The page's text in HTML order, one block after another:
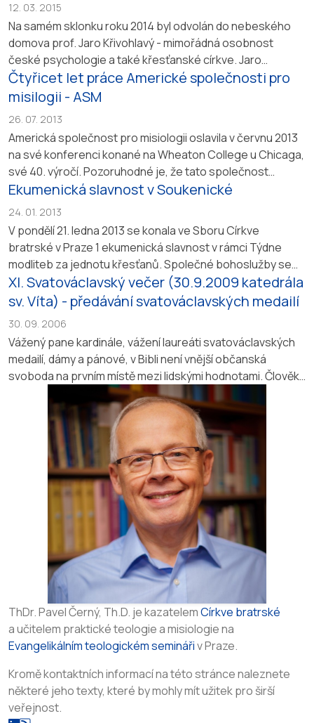
ThDr. Pavel Černý, Th.D. je kazatelemCírkve bratrské
a učitelem praktické teologie a misiologie na
Evangelikálním teologickém seminářiv Praze.
Kromě kontaktních informací na této stránce naleznete
některé jeho texty, které by mohly mít užitek pro širší
veřejnost.
12. 03. 2015
Na samém sklonku roku 2014 byl odvolán do nebeského
domova prof. Jaro Křivohlavý - mimořádná osobnost
české psychologie a také křesťanské církve. Jaro
Křivohlavý byl skvělým učitelem, přítelem a bratrem
v Kristu, který se vždy snažil žít to, co vyučoval. Začátkem
roku 2015, 3. ledna se konalo rozloučení s člověkem, který
pomáhal a sloužil několika generacím lidí...
Čtyřicet let práce Americké společnosti pro
misilogii - ASM
26. 07. 2013
Americká společnost pro misiologii oslavila v červnu 2013
na své konferenci konané na Wheaton College u Chicaga,
své 40. výročí. Pozoruhodné je, že tato společnost
zastřešuje od samého počátku spolupráci teologů misie
z protestantských církví, z evangelikálního hnutí
i z římskokatolické církve. Tato spolupráce nese své
dobré ovoce a vytváří prostředí...
Ekumenická slavnost v Soukenické
24. 01. 2013
V pondělí 21. ledna 2013 se konala ve Sboru Církve
bratrské v Praze 1 ekumenická slavnost v rámci Týdne
modliteb za jednotu křesťanů. Společné bohoslužby se
zúčastnili představitelé církví české ekumeny včetně
kardinála Duky, kardinála Vlka a předsedy ERC Joele Rumla.
Bohoslužbě předsedali Pavel Černý ze Soukenické
a Daniel Fajfr, předseda Rady CB. Ekumenická slavnost...
XI. Svatováclavský večer (30.9.2009 katedrála
sv. Víta) - předávání svatováclavských medailí
30. 09. 2006
Vážený pane kardinále, vážení laureáti svatováclavských
medailí, dámy a pánové, v Bibli není vnější občanská
svoboda na prvním místě mezi lidskými hodnotami. Člověk
může žít pod útlakem, pronásledováním, ve vyhnanství,
dokonce ve vězení a přitom v Ježíši Kristu může být
osvobozen z pout hříchu, ze strachu ze smrti a může být
vnitřně svobodným člověkem. Takový člověk...